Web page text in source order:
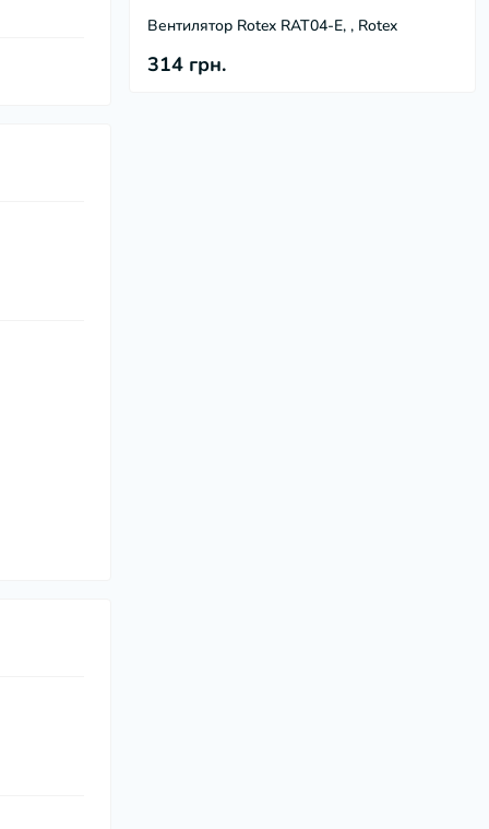
Вентилятор Rotex RAT04-E, , Rotex
314 грн.